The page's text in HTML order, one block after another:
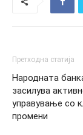
Претходна статија
Народната
засилува
управување со
промени